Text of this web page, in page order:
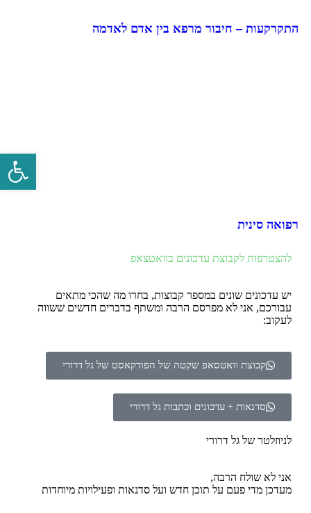
התקרקעות – חיבור מרפא בין אדם לאדמה
רפואה סינית
להצטרפות לקבוצת עדכונים בוואטצאפ
יש עדכונים שונים במספר קבוצות, בחרו מה שהכי מתאים
עבורכם, אני לא מפרסם הרבה ומשתף בדברים חדשים ששווה
לעקוב:
קבוצת וואטסאפ שקטה של הפודקאסט של גל דרורי
סדנאות + עדכונים וכתבות גל דרורי
לניוזלטר של גל דרורי
אני לא שולח הרבה,
מעדכן מדי פעם על תוכן חדש ועל סדנאות ופעילויות מיוחדות
פתח